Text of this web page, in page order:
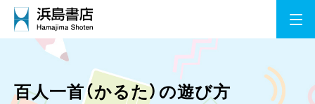
百人一首（かるた）の遊び方